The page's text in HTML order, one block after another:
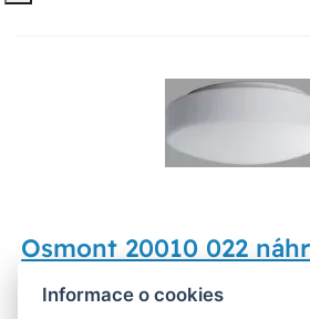
Osmont 20010 022
Informace o cookies